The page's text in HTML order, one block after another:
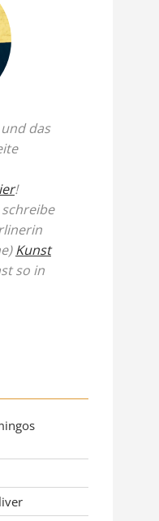
das
!
Kunst
so in